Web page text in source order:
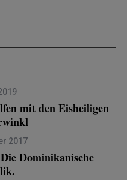
mit den Eisheiligen
2017
Dominikanische